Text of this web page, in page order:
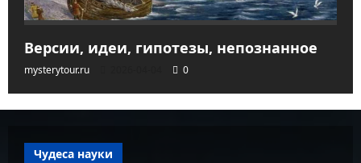
Версии, идеи, гипотезы, непознанное
mysterytour.ru 0
Чудеса науки